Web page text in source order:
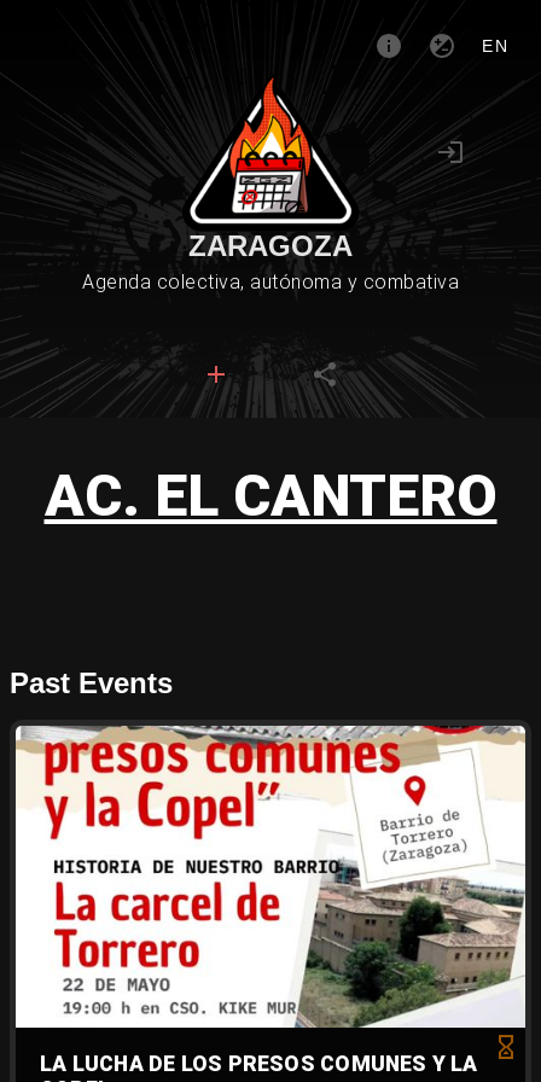
EN
ZARAGOZA
Agenda colectiva, autónoma y combativa
AC. EL CANTERO
Past Events
LA LUCHA DE LOS PRESOS COMUNES Y LA